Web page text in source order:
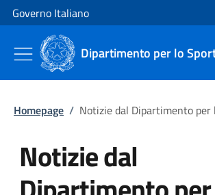
Vai al contenuto
Vai alla navigazione del sito
Governo Italiano
Dipartimento per lo
Homepage / Notizie dal Dipartimento per
Notizie dal